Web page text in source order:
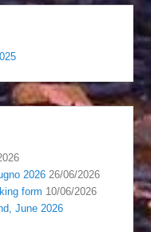
2026 26/06/2026
form 10/06/2026
June 2026